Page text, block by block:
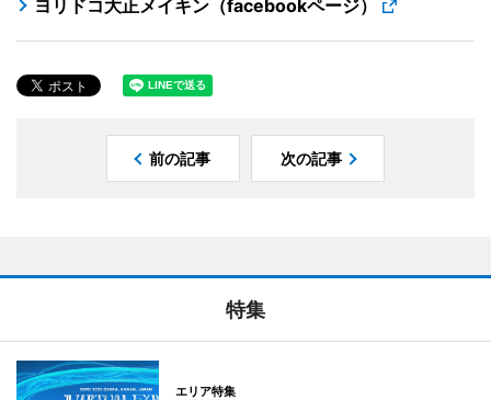
ヨリドコ大正メイキン（facebookページ）
前の記事 次の記事
特集
エリア特集